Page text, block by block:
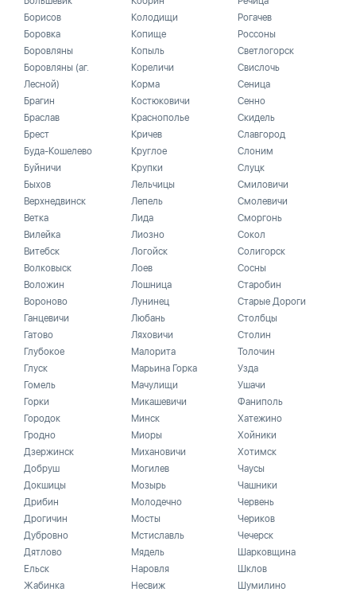
Борисов
Боровка
Боровляны
Боровляны (аг.
Лесной)
Брагин
Браслав
Брест
Буда-Кошелево
Буйничи
Быхов
Верхнедвинск
Ветка
Вилейка
Витебск
Волковыск
Воложин
Вороново
Ганцевичи
Гатово
Глубокое
Глуск
Гомель
Горки
Городок
Гродно
Дзержинск
Добруш
Докшицы
Дрибин
Дрогичин
Дубровно
Дятлово
Ельск
Жабинка
Колодищи
Копище
Копыль
Кореличи
Корма
Костюковичи
Краснополье
Кричев
Круглое
Крупки
Лельчицы
Лепель
Лида
Лиозно
Логойск
Лоев
Лошница
Лунинец
Любань
Ляховичи
Малорита
Марьина Горка
Мачулищи
Микашевичи
Минск
Миоры
Михановичи
Могилев
Мозырь
Молодечно
Мосты
Мстиславль
Мядель
Наровля
Несвиж
Рогачев
Россоны
Светлогорск
Свислочь
Сеница
Сенно
Скидель
Славгород
Слоним
Слуцк
Смиловичи
Смолевичи
Сморгонь
Сокол
Солигорск
Сосны
Старобин
Старые Дороги
Столбцы
Столин
Толочин
Узда
Ушачи
Фаниполь
Хатежино
Хойники
Хотимск
Чаусы
Чашники
Червень
Чериков
Чечерск
Шарковщина
Шклов
Шумилино